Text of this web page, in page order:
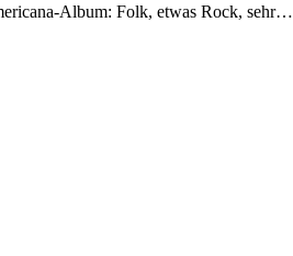
Album: Folk, etwas Rock, sehr…